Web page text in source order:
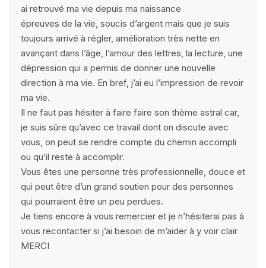
ai retrouvé ma vie depuis ma naissance
épreuves de la vie, soucis d’argent mais que je suis
toujours arrivé à régler, amélioration très nette en
avançant dans l’âge, l’amour des lettres, la lecture, une
dépression qui a permis de donner une nouvelle
direction à ma vie. En bref, j’ai eu l’impression de revoir
ma vie.
Il ne faut pas hésiter à faire faire son thème astral car,
je suis sûre qu’avec ce travail dont on discute avec
vous, on peut se rendre compte du chemin accompli
ou qu’il reste à accomplir.
Vous êtes une personne très professionnelle, douce et
qui peut être d’un grand soutien pour des personnes
qui pourraient être un peu perdues.
Je tiens encore à vous remercier et je n’hésiterai pas à
vous recontacter si j’ai besoin de m’aider à y voir clair
MERCI